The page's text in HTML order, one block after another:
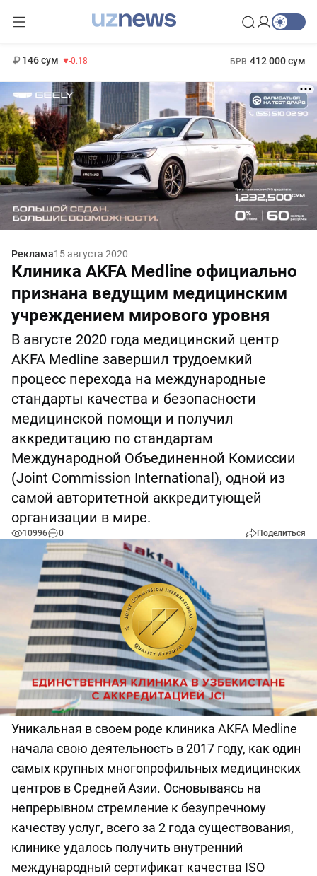
146 сум -0.18 БРВ 412 000 сум
Реклама15 августа 2020
Клиника AKFA Medline официально
признана ведущим медицинским
учреждением мирового уровня
В августе 2020 года медицинский центр
AKFA Medline завершил трудоемкий
процесс перехода на международные
стандарты качества и безопасности
медицинской помощи и получил
аккредитацию по стандартам
Международной Объединенной Комиссии
(Joint Commission International), одной из
самой авторитетной аккредитующей
организации в мире.
10996 0 Поделиться
Уникальная в своем роде клиника AKFA Medline
начала свою деятельность в 2017 году, как один
самых крупных многопрофильных медицинских
центров в Средней Азии. Основываясь на
непрерывном стремление к безупречному
качеству услуг, всего за 2 года существования,
клинике удалось получить внутренний
международный сертификат качества ISO